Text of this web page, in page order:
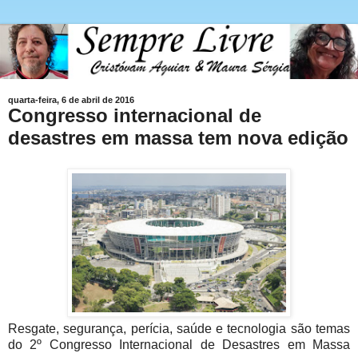
quarta-feira, 6 de abril de 2016
Congresso internacional de
desastres em massa tem nova edição
Resgate, segurança, perícia, saúde e tecnologia são temas
do 2º Congresso Internacional de Desastres em Massa